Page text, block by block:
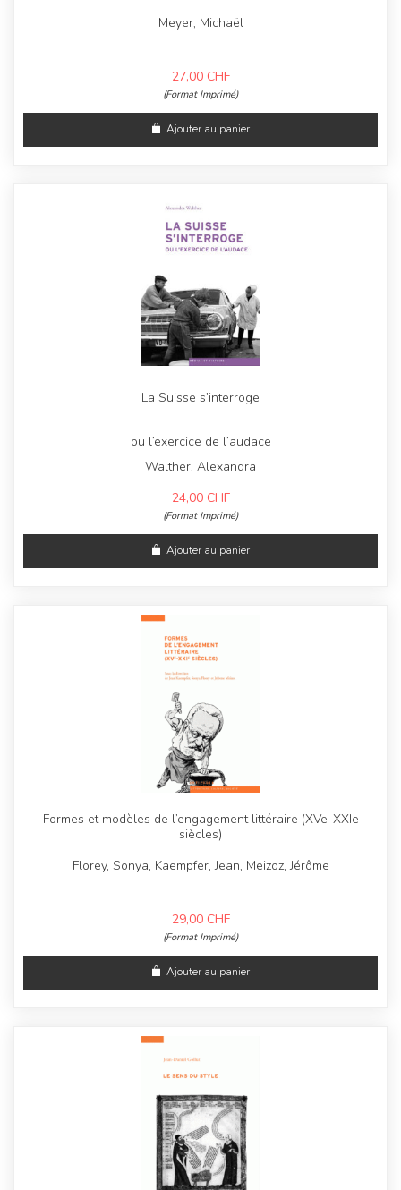
Meyer, Michaël
27,00 CHF
(Format Imprimé)
Ajouter au panier
La Suisse s’interroge
ou l’exercice de l’audace
Walther, Alexandra
24,00 CHF
(Format Imprimé)
Ajouter au panier
Formes et modèles de l’engagement littéraire (XVe-XXIe
siècles)
Florey, Sonya, Kaempfer, Jean, Meizoz, Jérôme
29,00 CHF
(Format Imprimé)
Ajouter au panier